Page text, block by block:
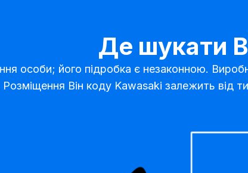
Де шукати
особи; його підробка є незаконною.
Розміщення Він коду Kawasaki залежить від